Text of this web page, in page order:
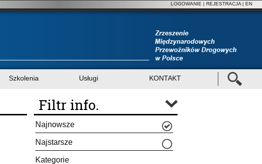
LOGOWANIE | REJESTRACJA | EN
Szkolenia Usługi KONTAKT
Filtr info.
Najnowsze
Najstarsze
Kategorie